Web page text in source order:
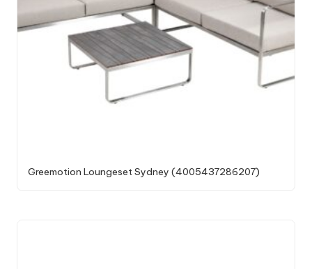
Greemotion Loungeset Sydney (4005437286207)